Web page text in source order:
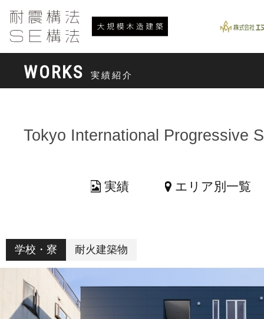
WORKS 実績紹介
Tokyo International Progressive
実績 エリア別一覧
学校・寮 耐火建築物